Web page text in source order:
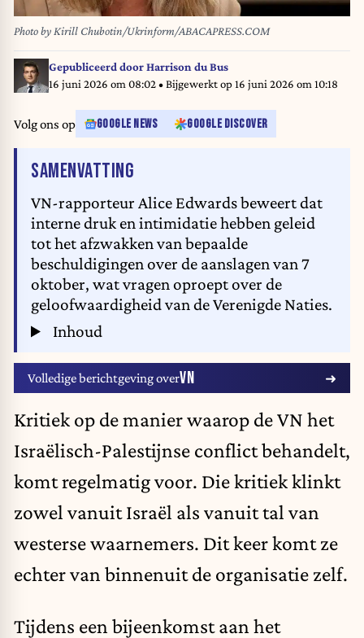
Photo by Kirill Chubotin/Ukrinform/ABACAPRESS.COM
Gepubliceerd doorHarrison du Bus
16 juni 2026 om 08:02• Bijgewerkt op16 juni 2026 om 10:18
Volg ons op GOOGLE NEWS GOOGLE DISCOVER
SAMENVATTING
VN-rapporteur Alice Edwards beweert dat
interne druk en intimidatie hebben geleid
tot het afzwakken van bepaalde
beschuldigingen over de aanslagen van 7
oktober, wat vragen oproept over de
geloofwaardigheid van de Verenigde Naties.
Inhoud
Volledige berichtgeving overVN
Kritiek op de manier waarop de VN het
Israëlisch-Palestijnse conflict behandelt,
komt regelmatig voor. Die kritiek klinkt
zowel vanuit Israël als vanuit tal van
westerse waarnemers. Dit keer komt ze
echter van binnenuit de organisatie zelf.
Tijdens een bijeenkomst aan het